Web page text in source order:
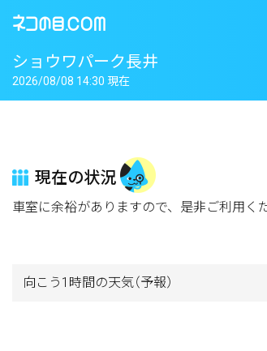
ショウワパーク長井
2026/08/08 14:30 現在
現在の状況
車室に余裕がありますので、是非ご利用く
向こう1時間の天気（予報）